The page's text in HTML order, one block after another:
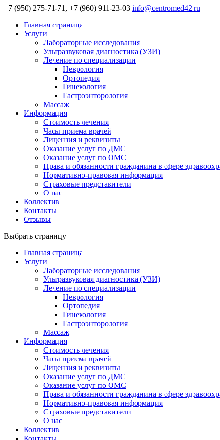
+7 (950) 275-71-71, +7 (960) 911-23-03 info@centromed42.ru
Главная страница
Услуги
Лабораторные исследования
Ультразвуковая диагностика (УЗИ)
Лечение по специализации
Неврология
Ортопедия
Гинекология
Гастроэнторология
Массаж
Информация
Стоимость лечения
Часы приема врачей
Лицензия и реквизиты
Оказание услуг по ДМС
Оказание услуг по ОМС
Права и обязанности гражданина в сфере
Нормативно-правовая информация
Страховые представители
О нас
Коллектив
Контакты
Отзывы
Выбрать страницу
Главная страница
Услуги
Лабораторные исследования
Ультразвуковая диагностика (УЗИ)
Лечение по специализации
Неврология
Ортопедия
Гинекология
Гастроэнторология
Массаж
Информация
Стоимость лечения
Часы приема врачей
Лицензия и реквизиты
Оказание услуг по ДМС
Оказание услуг по ОМС
Права и обязанности гражданина в сфере
Нормативно-правовая информация
Страховые представители
О нас
Коллектив
Контакты